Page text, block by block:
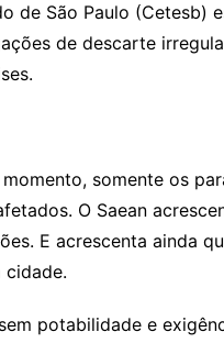
de São Paulo (Cetesb)
de descarte
somente os
O Saean
E acrescenta ainda
cidade.
potabilidade e